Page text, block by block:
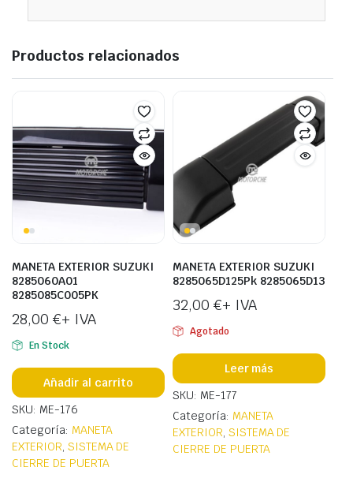
Productos relacionados
MANETA EXTERIOR SUZUKI
8285060A01
8285085C005PK
28,00 €+ IVA
En Stock
Añadir al carrito
SKU: ME-176
Categoría: MANETA
EXTERIOR, SISTEMA DE
CIERRE DE PUERTA
MANETA EXTERIOR SUZUKI
8285065D125Pk 8285065D13
32,00 €+ IVA
Agotado
Leer más
SKU: ME-177
Categoría: MANETA
EXTERIOR, SISTEMA DE
CIERRE DE PUERTA